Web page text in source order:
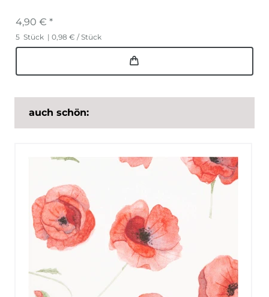
4,90 € *
5 Stück | 0,98 € / Stück
auch schön: